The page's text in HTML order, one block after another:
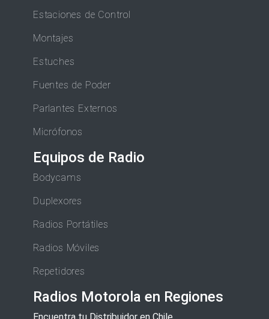
Estaciones de Control
Montajes
Estuches
Fuentes de Poder
Parlantes Externos
Micrófonos
Equipos de Radio
Bodycams
Duplexores
Radios Portátiles
Radios Móviles
Repetidores
Radios Motorola en Regiones